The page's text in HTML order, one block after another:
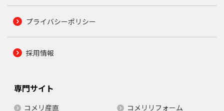
プライバシーポリシー
採用情報
専門サイト
コメリ産直 コメリリフォーム